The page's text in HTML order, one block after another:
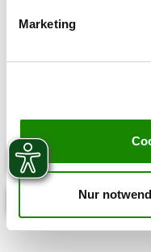
Marketing
Nur